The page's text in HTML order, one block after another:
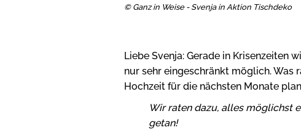
© Ganz in Weise - Svenja in Aktion Tischdeko
Liebe Svenja: Gerade in Krisenzeiten
nur sehr eingeschränkt möglich. Was
Hochzeit für die nächsten Monate
Wir raten dazu, alles möglichst
getan!